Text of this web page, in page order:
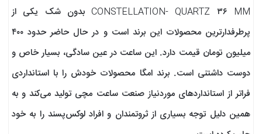
CONSTELLATION- QUARTZ ۳۶ MM بدون شک یکی از
پرطرفدارترین محصولات این برند است و در حال حاضر حدود ۴۰۰
میلیون تومان قیمت دارد. این ساعت در عین سادگی، بسیار خاص و
دوست داشتنی است. برند امگا محصولات خودش را با استانداردی
فراتر از استانداردهای موردنیاز صنعت ساعت مچی تولید می‌کند و به
همین دلیل توجه بسیاری از ثروتمندان و افراد لوکس‌پسند را به خود